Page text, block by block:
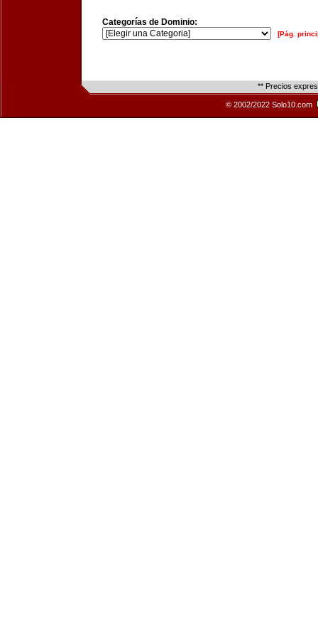
Categorías de Dominio:
[Pág.
** Precios
© 2002/2022 Solo10.com